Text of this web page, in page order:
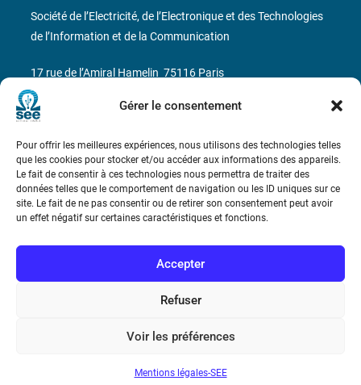
Gérer le consentement
Pour offrir les meilleures expériences, nous utilisons des technologies telles
que les cookies pour stocker et/ou accéder aux informations des appareils.
Le fait de consentir à ces technologies nous permettra de traiter des
données telles que le comportement de navigation ou les ID uniques sur ce
site. Le fait de ne pas consentir ou de retirer son consentement peut avoir
un effet négatif sur certaines caractéristiques et fonctions.
Accepter
Refuser
Voir les préférences
Mentions légales-SEE
Conditions Générales de Vente
Société de l’Electricité, de l’Electronique et des Technologies
de l’Information et de la Communication
17 rue de l’Amiral Hamelin 75116 Paris
Métro : « Boissière » Ligne 6 et « Iéna » Ligne 9
Téléphone : (+33) 1 56 90 37 17
N° de SIREN : 785 393 232, Code APE : 9412Z TVA intra-
communautaire : FR44 785 393 232